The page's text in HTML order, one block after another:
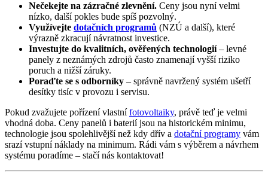
Nečekejte na zázračné zlevnění. Ceny jsou nyní velmi
nízko, další pokles bude spíš pozvolný.
Využívejte dotačních programů (NZÚ a další), které
výrazně zkracují návratnost investice.
Investujte do kvalitních, ověřených technologií– levné
panely z neznámých zdrojů často znamenají vyšší riziko
poruch a nižší záruky.
Poraďte se s odborníky – správně navržený systém ušetří
desítky tisíc v provozu i servisu.
Pokud zvažujete pořízení vlastnífotovoltaiky, právě teď je velmi
vhodná doba. Ceny panelů i baterií jsou na historickém minimu,
technologie jsou spolehlivější než kdy dřív a dotační programy vám
srazí vstupní náklady na minimum. Rádi vám s výběrem a návrhem
systému poradíme – stačí nás kontaktovat!